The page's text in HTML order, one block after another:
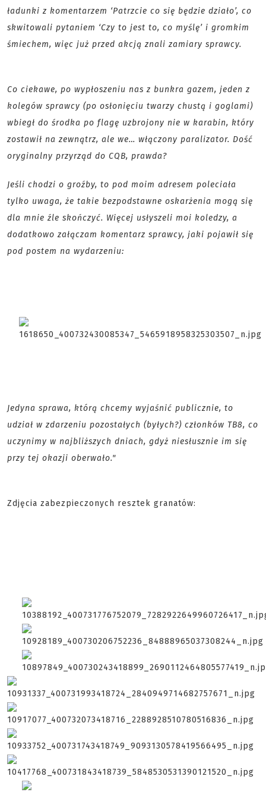
ładunki z komentarzem ‘Patrzcie co się będzie działo’, co
skwitowali pytaniem ‘Czy to jest to, co myślę’ i gromkim
śmiechem, więc już przed akcją znali zamiary sprawcy.
Co ciekawe, po wypłoszeniu nas z bunkra gazem, jeden z
kolegów sprawcy (po osłonięciu twarzy chustą i goglami)
wbiegł do środka po flagę uzbrojony nie w karabin, który
zostawił na zewnątrz, ale we… włączony paralizator. Dość
oryginalny przyrząd do CQB, prawda?
Jeśli chodzi o groźby, to pod moim adresem poleciała
tylko uwaga, że takie bezpodstawne oskarżenia mogą się
dla mnie źle skończyć. Więcej usłyszeli moi koledzy, a
dodatkowo załączam komentarz sprawcy, jaki pojawił się
pod postem na wydarzeniu:
Jedyna sprawa, którą chcemy wyjaśnić publicznie, to
udział w zdarzeniu pozostałych (byłych?) członków TB8, co
uczynimy w najbliższych dniach, gdyż niesłusznie im się
przy tej okazji oberwało."
Zdjęcia zabezpieczonych resztek granatów: